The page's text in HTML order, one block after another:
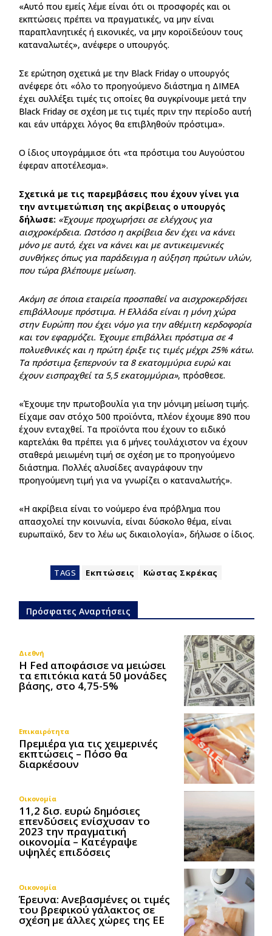
«Αυτό που εμείς λέμε είναι ότι οι προσφορές και οι
εκπτώσεις πρέπει να πραγματικές, να μην είναι
παραπλανητικές ή εικονικές, να μην κοροϊδεύουν τους
καταναλωτές», ανέφερε ο υπουργός.
Σε ερώτηση σχετικά με την Black Friday ο υπουργός
ανέφερε ότι «όλο το προηγούμενο διάστημα η ΔΙΜΕΑ
έχει συλλέξει τιμές τις οποίες θα συγκρίνουμε μετά την
Black Friday σε σχέση με τις τιμές πριν την περίοδο αυτή
και εάν υπάρχει λόγος θα επιβληθούν πρόστιμα».
Ο ίδιος υπογράμμισε ότι «τα πρόστιμα του Αυγούστου
έφεραν αποτέλεσμα».
Σχετικά με τις παρεμβάσεις που έχουν γίνει για
την αντιμετώπιση της ακρίβειας ο υπουργός
δήλωσε: «Έχουμε προχωρήσει σε ελέγχους για
αισχροκέρδεια. Ωστόσο η ακρίβεια δεν έχει να κάνει
μόνο με αυτό, έχει να κάνει και με αντικειμενικές
συνθήκες όπως για παράδειγμα η αύξηση πρώτων υλών,
που τώρα βλέπουμε μείωση.
Ακόμη σε όποια εταιρεία προσπαθεί να αισχροκερδήσει
επιβάλλουμε πρόστιμα. Η Ελλάδα είναι η μόνη χώρα
στην Ευρώπη που έχει νόμο για την αθέμιτη κερδοφορία
και τον εφαρμόζει. Έχουμε επιβάλλει πρόστιμα σε 4
πολυεθνικές και η πρώτη έριξε τις τιμές μέχρι 25% κάτω.
Τα πρόστιμα ξεπερνούν τα 8 εκατομμύρια ευρώ και
έχουν εισπραχθεί τα 5,5 εκατομμύρια», πρόσθεσε.
«Έχουμε την πρωτοβουλία για την μόνιμη μείωση τιμής.
Είχαμε σαν στόχο 500 προϊόντα, πλέον έχουμε 890 που
έχουν ενταχθεί. Τα προϊόντα που έχουν το ειδικό
καρτελάκι θα πρέπει για 6 μήνες τουλάχιστον να έχουν
σταθερά μειωμένη τιμή σε σχέση με το προηγούμενο
διάστημα. Πολλές αλυσίδες αναγράφουν την
προηγούμενη τιμή για να γνωρίζει ο καταναλωτής».
«Η ακρίβεια είναι το νούμερο ένα πρόβλημα που
απασχολεί την κοινωνία, είναι δύσκολο θέμα, είναι
ευρωπαϊκό, δεν το λέω ως δικαιολογία», δήλωσε ο ίδιος.
TAGS Εκπτώσεις Κώστας Σκρέκας
Πρόσφατες Αναρτήσεις
Διεθνή
Η Fed αποφάσισε να μειώσει
τα επιτόκια κατά 50 μονάδες
βάσης, στο 4,75-5%
Επικαιρότητα
Πρεμιέρα για τις χειμερινές
εκπτώσεις – Πόσο θα
διαρκέσουν
Οικονομία
11,2 δισ. ευρώ δημόσιες
επενδύσεις ενίσχυσαν το
2023 την πραγματική
οικονομία – Κατέγραψε
υψηλές επιδόσεις
Οικονομία
Έρευνα: Ανεβασμένες οι τιμές
του βρεφικού γάλακτος σε
σχέση με άλλες χώρες της ΕΕ